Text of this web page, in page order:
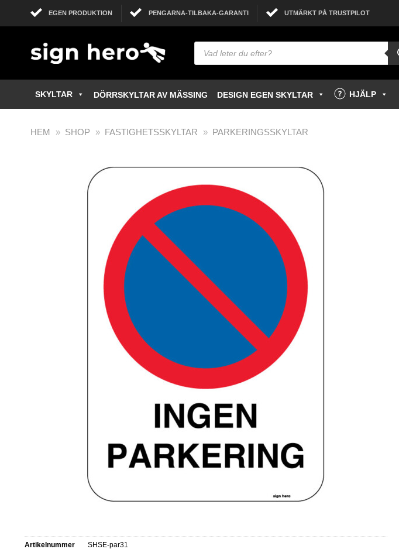
EGEN PRODUKTION PENGARNA-TILBAKA-GARANTI UTMÄRKT PÅ TRUSTPILOT
SKYLTAR DÖRRSKYLTAR AV MÄSSING DESIGN EGEN SKYLTAR HJÄLP
HEM » SHOP » FASTIGHETSSKYLTAR » PARKERINGSSKYLTAR
Artikelnummer SHSE-par31